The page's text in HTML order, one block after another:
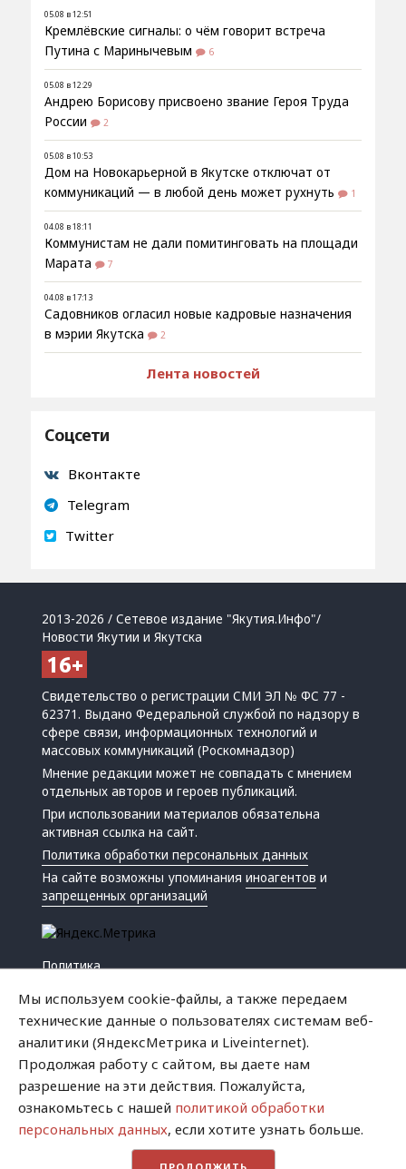
05.08 в 12:51
Кремлёвские сигналы: о чём говорит встреча
Путина с Маринычевым
6
05.08 в 12:29
Андрею Борисову присвоено звание Героя Труда
России
2
05.08 в 10:53
Дом на Новокарьерной в Якутске отключат от
коммуникаций — в любой день может рухнуть
1
04.08 в 18:11
Коммунистам не дали помитинговать на площади
Марата
7
04.08 в 17:13
Садовников огласил новые кадровые назначения
в мэрии Якутска
2
Лента новостей
Соцсети
Вконтакте
Telegram
Twitter
2013-2026 / Сетевое издание "Якутия.Инфо"/
Новости Якутии и Якутска
Свидетельство о регистрации СМИ ЭЛ № ФС 77 -
62371. Выдано Федеральной службой по надзору в
сфере связи, информационных технологий и
массовых коммуникаций (Роскомнадзор)
Мнение редакции может не совпадать с мнением
отдельных авторов и героев публикаций.
При использовании материалов обязательна
активная ссылка на сайт.
Политика обработки персональных данных
На сайте возможны упоминанияиноагентов и
запрещенных организаций
Политика
Криминал
Успех
Хватит это терпеть
Мы используем cookie-файлы, а также передаем
технические данные о пользователях системам веб-
аналитики (ЯндексМетрика и Liveinternet).
Продолжая работу с сайтом, вы даете нам
разрешение на эти действия. Пожалуйста,
ознакомьтесь с нашей политикой обработки
персональных данных, если хотите узнать больше.